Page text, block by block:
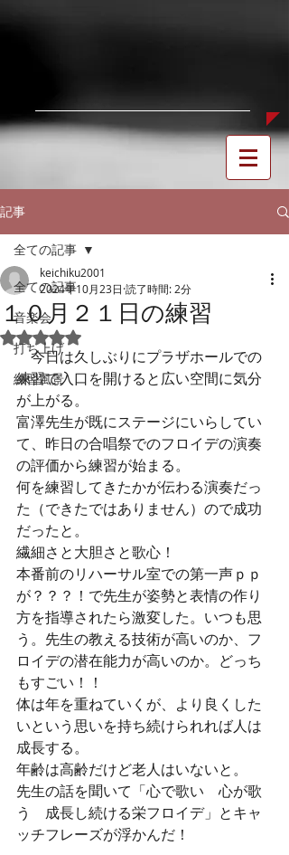
記事
全ての記事
音楽会
打ち上げ
練習風景
全ての記事
１０月２１日の練習
keichiku2001
2024年10月23日 読了時間: 2分
5つ星のうちNaNと評価されています。
今日は久しぶりにプラザホールでの
練習で入口を開けると広い空間に気分
が上がる。
富澤先生が既にステージにいらしてい
て、昨日の合唱祭でのフロイデの演奏
の評価から練習が始まる。
何を練習してきたかが伝わる演奏だっ
た（できたではありません）ので成功
だったと。
繊細さと大胆さと歌心！
本番前のリハーサル室での第一声ｐｐ
が？？？！で先生が姿勢と表情の作り
方を指導されたら激変した。いつも思
う。先生の教える技術が高いのか、フ
ロイデの潜在能力が高いのか。どっち
もすごい！！
体は年を重ねていくが、より良くした
いという思いを持ち続けられれば人は
成長する。
年齢は高齢だけど老人はいないと。
先生の話を聞いて「心で歌い　心が歌
う　成長し続ける栄フロイデ」とキャ
ッチフレーズが浮かんだ！